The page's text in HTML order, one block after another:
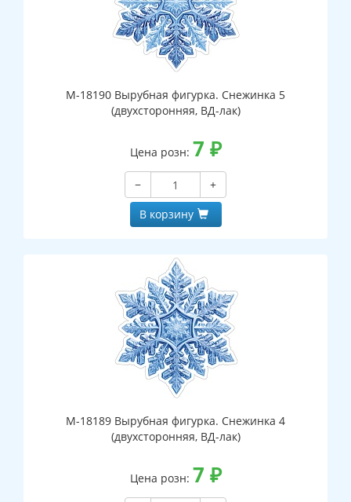
М-18190 Вырубная фигурка. Снежинка 5
(двухсторонняя, ВД-лак)
Цена розн: 7 ₽
−
+
В корзину
М-18189 Вырубная фигурка. Снежинка 4
(двухсторонняя, ВД-лак)
Цена розн: 7 ₽